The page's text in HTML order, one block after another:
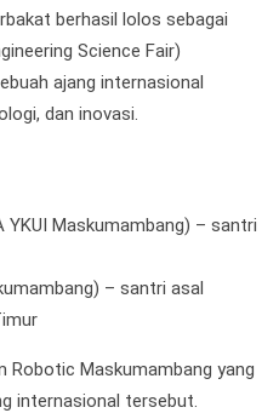
berhasil lolos sebagai
Science Fair)
ajang internasional
dan inovasi.
YKUI Maskumambang) – santri
– santri asal
Robotic Maskumambang yang
internasional tersebut.